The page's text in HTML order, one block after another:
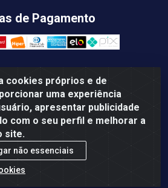
cookies próprios e de
uma experiência
apresentar publicidade
com o seu perfil e melhorar a
site.
não essenciais
de Pagamento
de Ferramentas e Maquinas LTDA -
- BR 316 Km 08 Rua Joao Canuto,
PA - CEP: 67030-130